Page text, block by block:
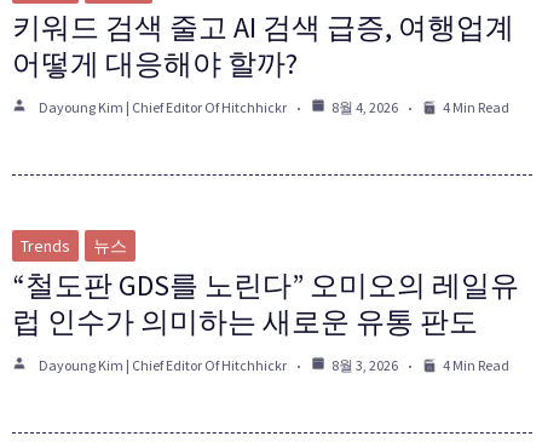
키워드 검색 줄고 AI 검색 급증, 여행업계
어떻게 대응해야 할까?
Dayoung Kim | Chief Editor Of Hitchhickr 8월 4, 2026 4 Min Read
Trends 뉴스
“철도판 GDS를 노린다” 오미오의 레일유
럽 인수가 의미하는 새로운 유통 판도
Dayoung Kim | Chief Editor Of Hitchhickr 8월 3, 2026 4 Min Read